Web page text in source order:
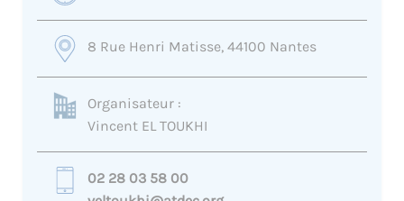
8 Rue Henri Matisse, 44100 Nantes
Organisateur :
Vincent EL TOUKHI
02 28 03 58 00